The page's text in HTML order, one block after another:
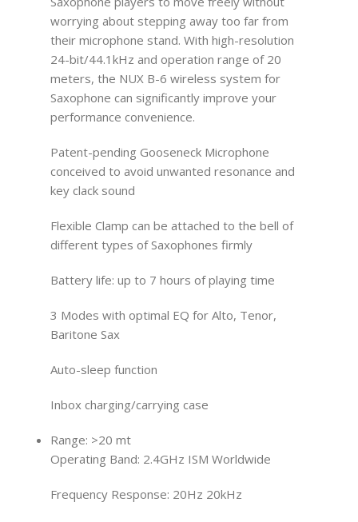
worrying about stepping away too far from
their microphone stand. With high-resolution
24-bit/44.1kHz and operation range of 20
meters, the NUX B-6 wireless system for
Saxophone can significantly improve your
performance convenience.
Patent-pending Gooseneck Microphone
conceived to avoid unwanted resonance and
key clack sound
Flexible Clamp can be attached to the bell of
different types of Saxophones firmly
Battery life: up to 7 hours of playing time
3 Modes with optimal EQ for Alto, Tenor,
Baritone Sax
Auto-sleep function
Inbox charging/carrying case
Range: >20 mt
Operating Band: 2.4GHz ISM Worldwide
Frequency Response: 20Hz 20kHz